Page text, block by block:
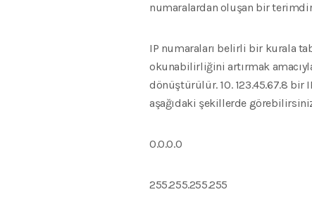
numaralardan oluşan bir
IP numaraları belirli bir kurala
okunabilirliğini artırmak
dönüştürülür. 10. 123.45.67.8 bir
aşağıdaki şekillerde
0.0.0.0
255.255.255.255